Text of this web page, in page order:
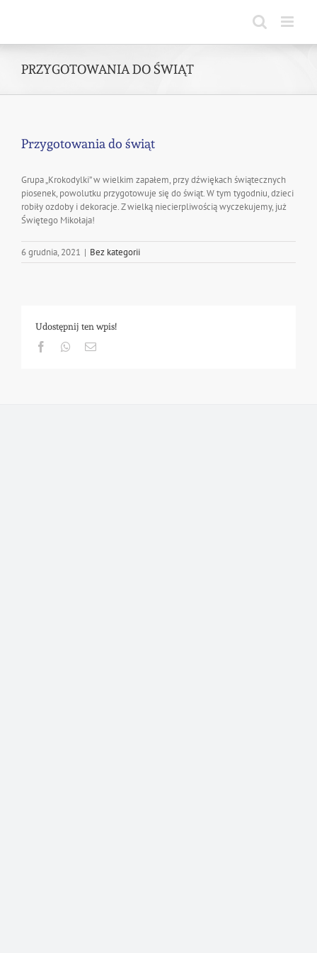
PRZYGOTOWANIA DO ŚWIĄT
Przygotowania do świąt
Grupa „Krokodylki” w wielkim zapałem, przy dźwiękach świątecznych
piosenek, powolutku przygotowuje się do świąt. W tym tygodniu, dzieci
robiły ozdoby i dekoracje. Z wielką niecierpliwością wyczekujemy, już
Świętego Mikołaja!
6 grudnia, 2021 | Bez kategorii
Udostępnij ten wpis!
FacebookWhatsapp
Email